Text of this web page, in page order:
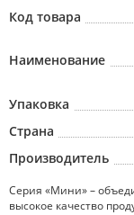
Код товара
Наименование
Упаковка
Страна
Производитель
Серия «Мини» –
высокое качество